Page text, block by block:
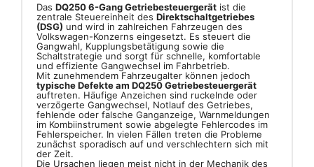
Das DQ250 6-Gang Getriebesteuergerät ist die
zentrale Steuereinheit des Direktschaltgetriebes
(DSG) und wird in zahlreichen Fahrzeugen des
Volkswagen-Konzerns eingesetzt. Es steuert die
Gangwahl, Kupplungsbetätigung sowie die
Schaltstrategie und sorgt für schnelle, komfortable
und effiziente Gangwechsel im Fahrbetrieb.
Mit zunehmendem Fahrzeugalter können jedoch
typische Defekte am DQ250 Getriebesteuergerät
auftreten. Häufige Anzeichen sind ruckelnde oder
verzögerte Gangwechsel, Notlauf des Getriebes,
fehlende oder falsche Ganganzeige, Warnmeldungen
im Kombiinstrument sowie abgelegte Fehlercodes im
Fehlerspeicher. In vielen Fällen treten die Probleme
zunächst sporadisch auf und verschlechtern sich mit
der Zeit.
Die Ursachen liegen meist nicht in der Mechanik des